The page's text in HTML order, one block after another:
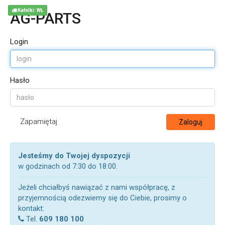
AG-PARTS
Login
Hasło
Zapamiętaj Zaloguj
Jesteśmy do Twojej dyspozycji
w godzinach od 7:30 do 18:00.
Jeżeli chciałbyś nawiązać z nami współpracę, z
przyjemnością odezwiemy się do Ciebie, prosimy o
kontakt:
Tel. 609 180 100
Kafelki: WŁ